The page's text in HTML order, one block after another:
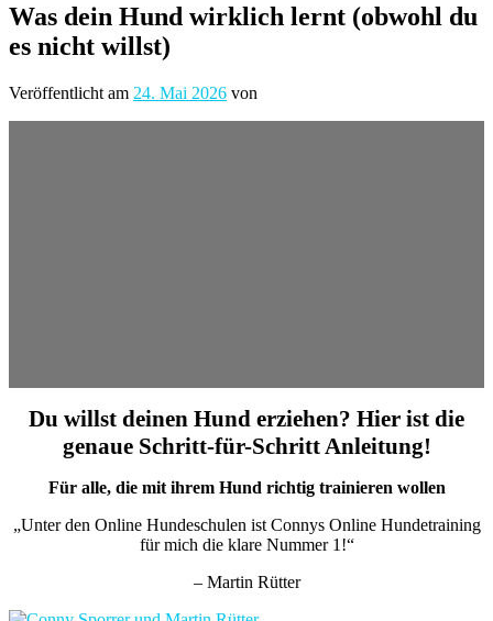
Was dein Hund wirklich lernt (obwohl du
es nicht willst)
Veröffentlicht am 24. Mai 2026 von
Du willst deinen Hund erziehen? Hier ist die
genaue Schritt-für-Schritt Anleitung!
Für alle, die mit ihrem Hund richtig trainieren wollen
„Unter den Online Hundeschulen ist Connys Online Hundetraining
für mich die klare Nummer 1!“
– Martin Rütter